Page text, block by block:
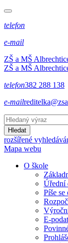
telefon
e-mail
ZŠ a MŠ
ZŠ a MŠ
telefon382 288 138
e-mail
Hledat
rozšířené
Mapa webu
O škole
Úřední
Píše se
E-